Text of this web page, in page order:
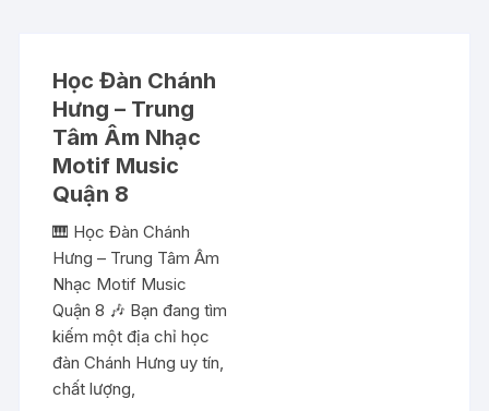
Học Đàn Chánh
Hưng – Trung
Tâm Âm Nhạc
Motif Music
Quận 8
🎹 Học Đàn Chánh
Hưng – Trung Tâm Âm
Nhạc Motif Music
Quận 8 🎶 Bạn đang tìm
kiếm một địa chỉ học
đàn Chánh Hưng uy tín,
chất lượng,